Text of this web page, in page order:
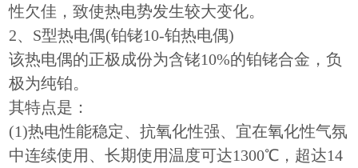
性欠佳，致使热电势发生较大变化。
2、S型热电偶(铂铑10-铂热电偶)
该热电偶的正极成份为含铑10%的铂铑合金，负
极为纯铂。
其特点是：
(1)热电性能稳定、抗氧化性强、宜在氧化性气氛
中连续使用、长期使用温度可达1300℃，超达14